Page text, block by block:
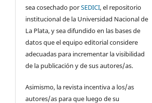
sea cosechado porSEDICI, el repositorio
institucional de la Universidad Nacional de
La Plata, y sea difundido en las bases de
datos que el equipo editorial considere
adecuadas para incrementar la visibilidad
de la publicación y de sus autores/as.
Asimismo, la revista incentiva a los/as
autores/as para que luego de su